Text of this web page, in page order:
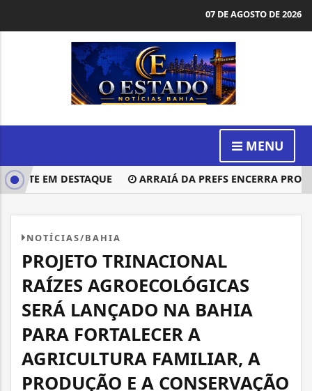
07 DE AGOSTO DE 2026
MENU
EM DESTAQUE ARRAIÁ DA PREFS ENCERRA
NOTÍCIAS/BAHIA
PROJETO TRINACIONAL
RAÍZES AGROECOLÓGICAS
SERÁ LANÇADO NA BAHIA
PARA FORTALECER A
AGRICULTURA FAMILIAR, A
PRODUÇÃO E A CONSERVAÇÃO